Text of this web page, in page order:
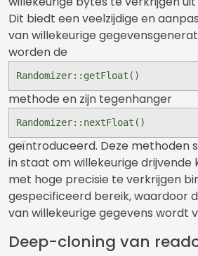
Dit biedt een veelzijdige en
van willekeurige
worden de
Randomizer::getFloat()
methode en zijn tegenhanger
Randomizer::nextFloat()
geïntroduceerd. Deze methoden
in staat om willekeurige
met hoge precisie te verkrijgen
gespecificeerd bereik, waardoor
van willekeurige gegevens wordt
Deep-cloning van